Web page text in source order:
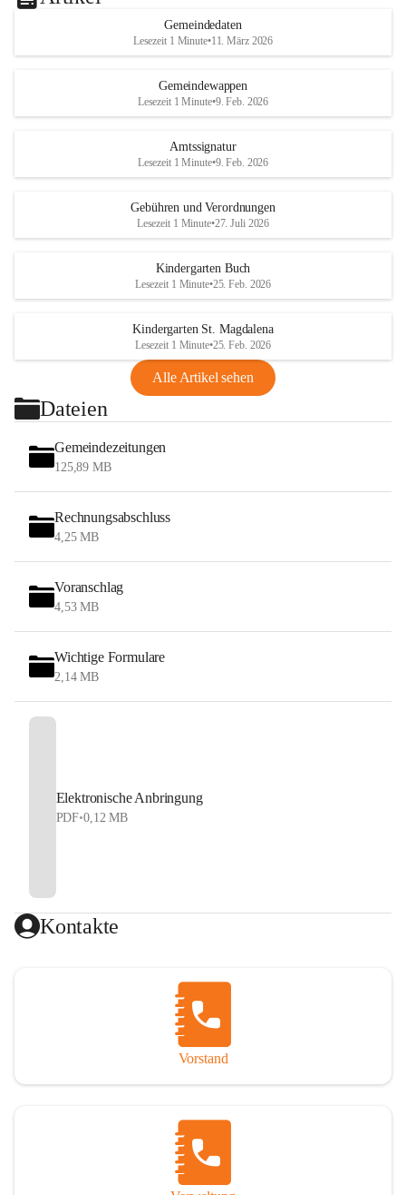
Gemeindedaten
Lesezeit 1 Minute•11. März 2026
Gemeindewappen
Lesezeit 1 Minute•9. Feb. 2026
Amtssignatur
Lesezeit 1 Minute•9. Feb. 2026
Gebühren und Verordnungen
Lesezeit 1 Minute•27. Juli 2026
Kindergarten Buch
Lesezeit 1 Minute•25. Feb. 2026
Kindergarten St. Magdalena
Lesezeit 1 Minute•25. Feb. 2026
Alle Artikel sehen
Dateien
Gemeindezeitungen
125,89 MB
Rechnungsabschluss
4,25 MB
Voranschlag
4,53 MB
Wichtige Formulare
2,14 MB
Elektronische Anbringung
PDF•0,12 MB
Kontakte
Vorstand